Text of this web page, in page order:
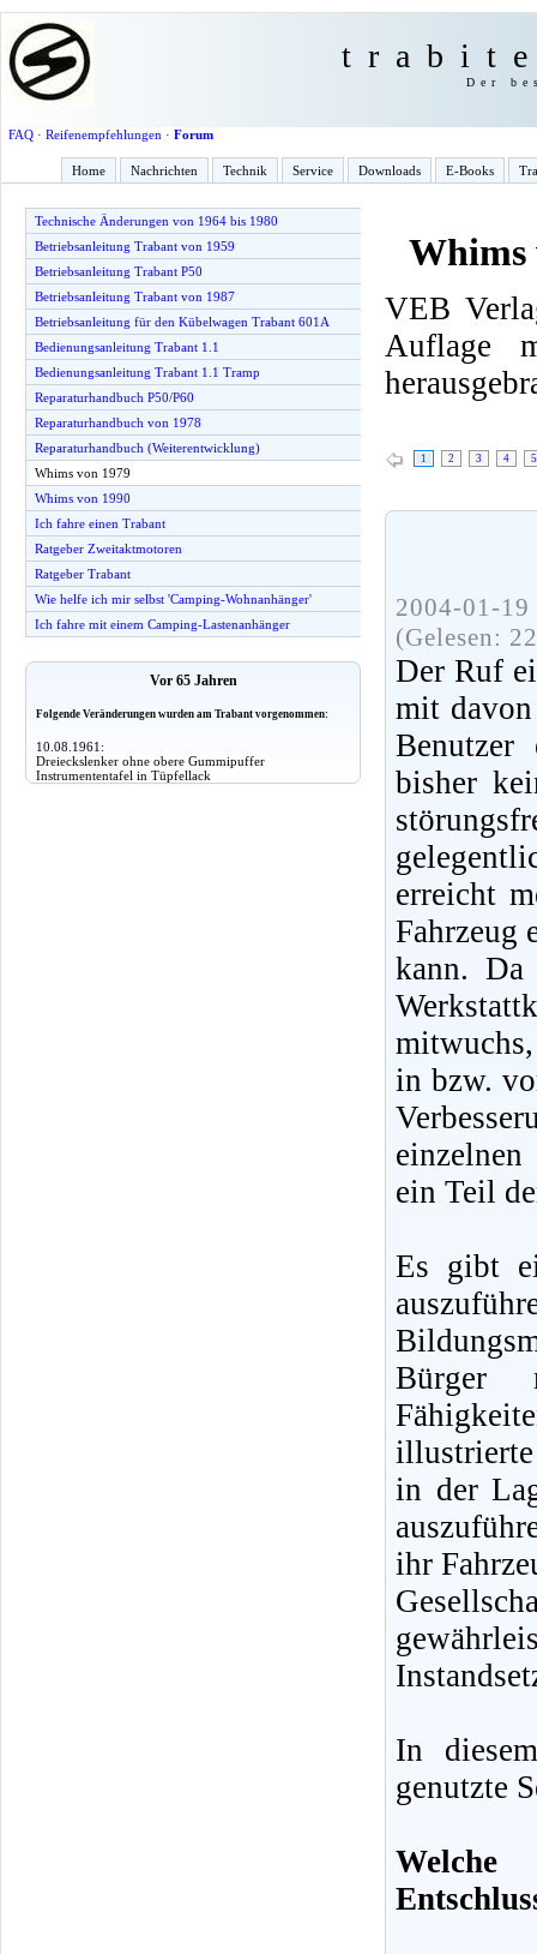
Der
FAQ· Reifenempfehlungen · Forum
Home Nachrichten Technik Service Downloads E-Books
Technische Änderungen von 1964 bis 1980
Betriebsanleitung Trabant von 1959
Betriebsanleitung Trabant P50
Betriebsanleitung Trabant von 1987
Betriebsanleitung für den Kübelwagen Trabant 601A
Bedienungsanleitung Trabant 1.1
Bedienungsanleitung Trabant 1.1 Tramp
Reparaturhandbuch P50/P60
Reparaturhandbuch von 1978
Reparaturhandbuch (Weiterentwicklung)
Whims von 1979
Whims von 1990
Ich fahre einen Trabant
Ratgeber Zweitaktmotoren
Ratgeber Trabant
Wie helfe ich mir selbst 'Camping-Wohnanhänger'
Ich fahre mit einem Camping-Lastenanhänger
Vor 65 Jahren
Folgende Veränderungen wurden am Trabant vorgenommen:
10.08.1961:
Dreieckslenker ohne obere Gummipuffer
Instrumententafel in Tüpfellack
Whims
VEB
Auflage
1 2 3 4 5
2004-01-
(Gelesen:
Der Ruf
mit
Benutzer
bisher
erreicht
Fahrzeug
kann. Da
in bzw.
ein Teil
Es gibt
Bürger
in der
ihr
In
genutzte
Welche